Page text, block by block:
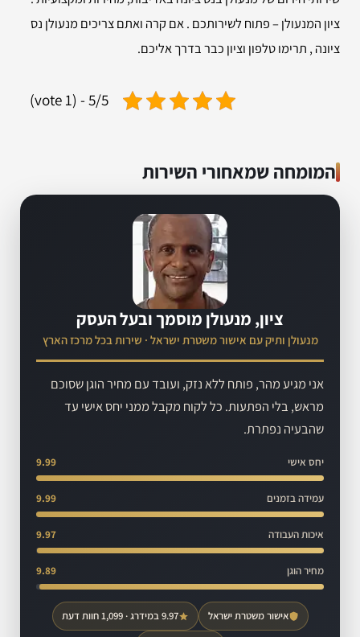
ציון המנעולן – פתוח לשירותכם . אם קרה ואתם צריכים מנעולן נס
ציונה , תרימו טלפון וציון כבר בדרך אליכם.
5/5 - (1 vote)
המומחה שמאחורי השירות
ציון, מנעולן מוסמך ובעל העסק
מנעולן ותיק עם אישור משטרת ישראל · שירות בכל מרכז הארץ
אני מגיע מהר, פותח ללא נזק, ועובד עם מחיר הוגן שסוכם
מראש, בלי הפתעות. כל לקוח מקבל ממני יחס אישי עד
שהבעיה נפתרת.
יחס אישי 9.99
עמידה בזמנים 9.99
איכות העבודה 9.97
מחיר הוגן 9.89
אישור משטרת ישראל 9.97 במידרג · 1,099 חוות דעת